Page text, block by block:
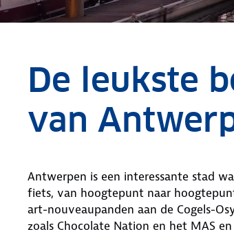
De leukste
van
Antwerpen is een interessante stad
fiets, van hoogtepunt naar
art-nouveaupanden aan de Cogels-
zoals Chocolate Nation en het MAS